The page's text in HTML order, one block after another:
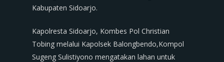
Kabupaten Sidoarjo.
Kapolresta Sidoarjo, Kombes Pol Christian
Tobing melalui Kapolsek Balongbendo,Kompol
Sugeng Sulistiyono mengatakan lahan untuk